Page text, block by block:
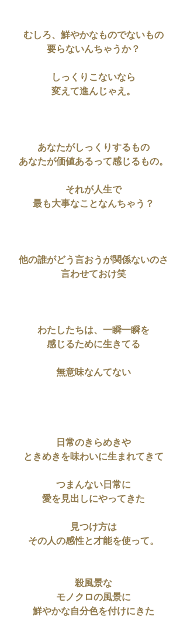
むしろ、鮮やかなものでないもの
要らないんちゃうか？
しっくりこないなら
変えて進んじゃえ。
あなたがしっくりするもの
あなたが価値あるって感じるもの。
それが人生で
最も大事なことなんちゃう？
他の誰がどう言おうが関係ないのさ
言わせておけ笑
わたしたちは、一瞬一瞬を
感じるために生きてる
無意味なんてない
日常のきらめきや
ときめきを味わいに生まれてきて
つまんない日常に
愛を見出しにやってきた
見つけ方は
その人の感性と才能を使って。
殺風景な
モノクロの風景に
鮮やかな自分色を付けにきた